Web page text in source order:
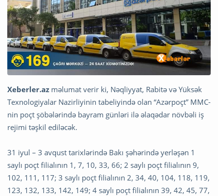
Xeberler.az məlumat verir ki, Nəqliyyat, Rabitə və Yüksək
Texnologiyalar Nazirliyinin tabeliyində olan “Azərpoçt” MMC-
nin poçt şöbələrində bayram günləri ilə əlaqədar növbəli iş
rejimi təşkil ediləcək.
31 iyul – 3 avqust tarixlərində Bakı şəhərində yerləşən 1
saylı poçt filialının 1, 7, 10, 33, 66; 2 saylı poçt filialının 9,
102, 111, 117; 3 saylı poçt filialının 2, 34, 40, 104, 118, 119,
123, 132, 133, 142, 149; 4 saylı poçt filialının 39, 42, 45, 77,